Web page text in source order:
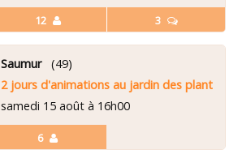
12 3
6
Saumur(49)
2 jours d'animations au jardin des plantes
samedi 15 août à 16h00